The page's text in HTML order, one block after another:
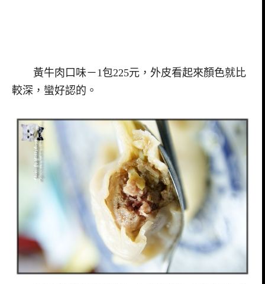
黃牛肉口味－1包225元，外皮看起來顏色就比
較深，蠻好認的。